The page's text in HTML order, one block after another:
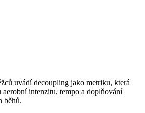
uvádí decoupling jako metriku, která
aerobní intenzitu, tempo a doplňování
běhů.